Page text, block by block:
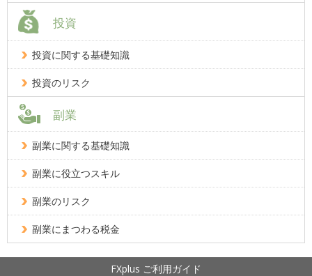
投資
投資に関する基礎知識
投資のリスク
副業
副業に関する基礎知識
副業に役立つスキル
副業のリスク
副業にまつわる税金
FXplus ご利用ガイド